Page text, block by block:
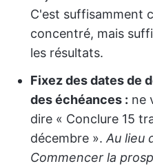
C'est suffisamment
concentré, mais
les résultats.
Fixez des dates de
des échéances : ne
dire « Conclure 15
décembre ». Au lieu
Commencer la